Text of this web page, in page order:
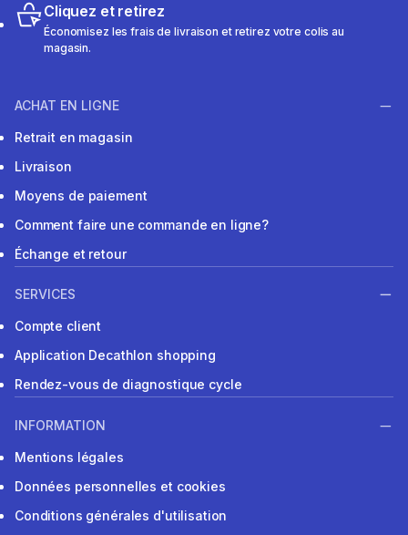
Cliquez et retirez
Économisez les frais de livraison et retirez votre colis au
magasin.
ACHAT EN LIGNE
Retrait en magasin
Livraison
Moyens de paiement
Comment faire une commande en ligne?
Échange et retour
SERVICES
Compte client
Application Decathlon shopping
Rendez-vous de diagnostique cycle
INFORMATION
Mentions légales
Données personnelles et cookies
Conditions générales d'utilisation